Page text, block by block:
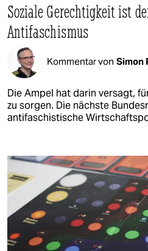
Soziale Gerechtigkeit ist
Antifaschismus
Kommentar von Simon
Die Ampel hat darin versagt,
zu sorgen. Die nächste
antifaschistische